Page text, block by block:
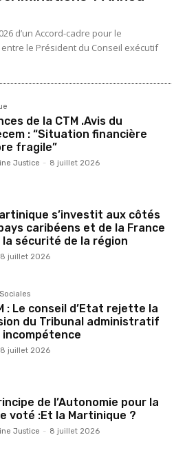
d’un Accord-cadre pour le
le Président du Conseil exécutif
de la CTM .Avis du
: “Situation financière
fragile”
Justice - 8 juillet 2026
s’investit aux côtés
caribéens et de la France
la sécurité de la région
8 juillet 2026
: Le conseil d’Etat rejette la
du Tribunal administratif
incompétence
8 juillet 2026
de l’Autonomie pour la
voté :Et la Martinique ?
Justice - 8 juillet 2026